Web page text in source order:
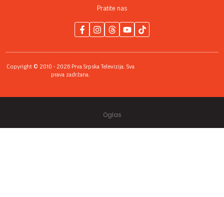
Pratite nas
Copyright © 2010 - 2026 Prva Srpska Televizija. Sva
prava zadržana.